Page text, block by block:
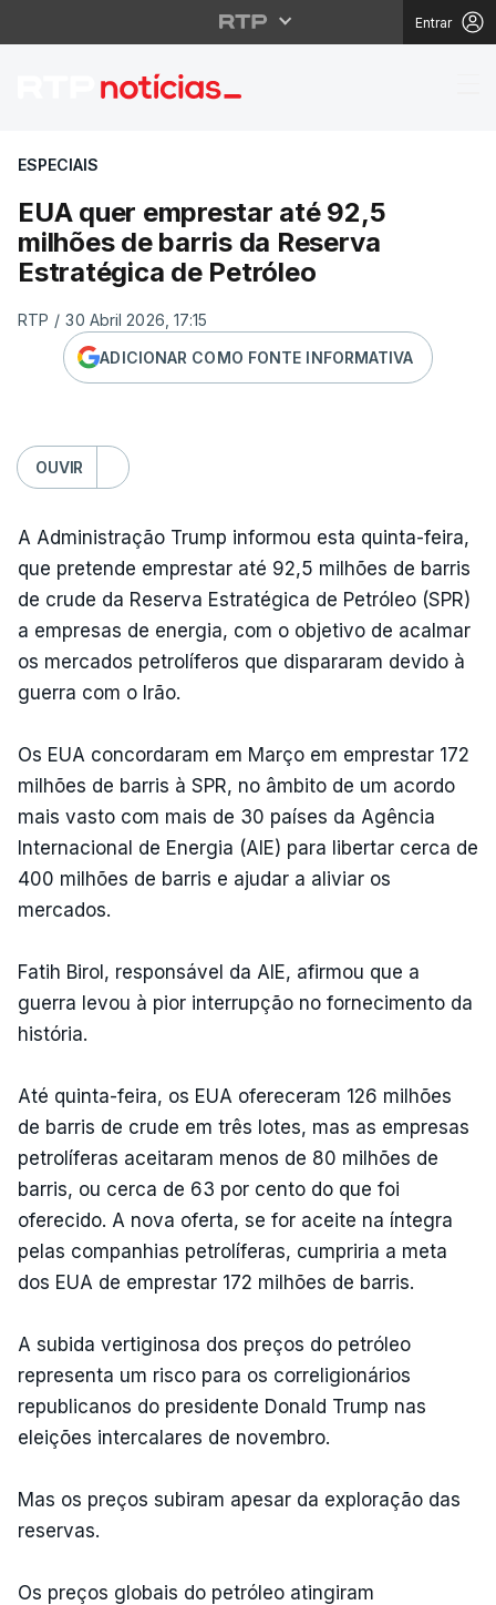
Entrar
EUA quer emprestar
ESPECIAIS
EUA quer emprestar até 92,5
milhões de barris da Reserva
Estratégica de Petróleo
RTP / 30 Abril 2026, 17:15
ADICIONAR COMO FONTE INFORMATIVA
OUVIR
A Administração Trump informou esta quinta-feira,
que pretende emprestar até 92,5 milhões de barris
de crude da Reserva Estratégica de Petróleo (SPR)
a empresas de energia, com o objetivo de acalmar
os mercados petrolíferos que dispararam devido à
guerra com o Irão.
Os EUA concordaram em Março em emprestar 172
milhões de barris à SPR, no âmbito de um acordo
mais vasto com mais de 30 países da Agência
Internacional de Energia (AIE) para libertar cerca de
400 milhões de barris e ajudar a aliviar os
mercados.
Fatih Birol, responsável da AIE, afirmou que a
guerra levou à pior interrupção no fornecimento da
história.
Até quinta-feira, os EUA ofereceram 126 milhões
de barris de crude em três lotes, mas as empresas
petrolíferas aceitaram menos de 80 milhões de
barris, ou cerca de 63 por cento do que foi
oferecido. A nova oferta, se for aceite na íntegra
pelas companhias petrolíferas, cumpriria a meta
dos EUA de emprestar 172 milhões de barris.
A subida vertiginosa dos preços do petróleo
representa um risco para os correligionários
republicanos do presidente Donald Trump nas
eleições intercalares de novembro.
Mas os preços subiram apesar da exploração das
reservas.
Os preços globais do petróleo atingiram